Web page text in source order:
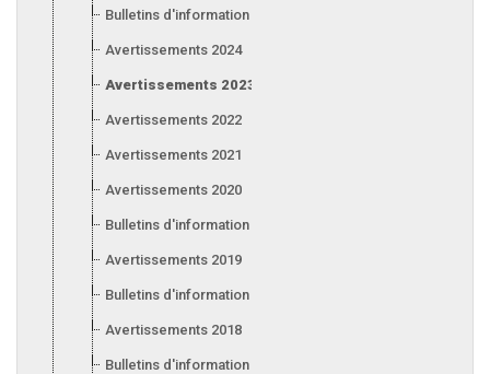
Bulletins d'information 2025
Avertissements 2024
Avertissements 2023
Avertissements 2022
Avertissements 2021
Avertissements 2020
Bulletins d'information 2020
Avertissements 2019
Bulletins d'information 2019
Avertissements 2018
Bulletins d'information 2018